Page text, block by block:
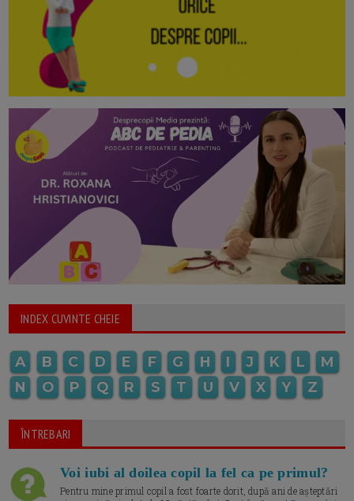
INDEX CUVINTE CHEIE
A B C D E F G H I J K L
M
N
O P Q R S T U V X Y Z
ÎNTREBARI
Voi iubi al doilea copil la fel ca pe primul?
Pentru mine primul copil a fost foarte dorit, după ani de așteptări